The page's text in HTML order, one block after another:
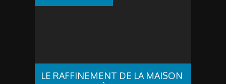
LE RAFFINEMENT DE LA MAISON